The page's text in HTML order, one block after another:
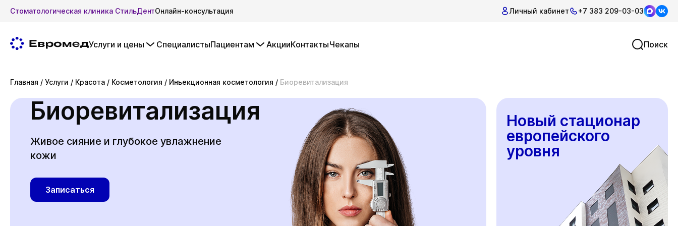
Стоматологическая клиника СтильДентОнлайн-консультация Личный кабинет +7 383 209-03-03
Услуги и цены СпециалистыПациентам АкцииКонтактыЧекапы Поиск
Главная / Услуги / Красота / Косметология / Инъекционная косметология / Биоревитализация
Биоревитализация
Живое сияние и глубокое увлажнение
кожи
Записаться
Новый стационар
европейского
уровня